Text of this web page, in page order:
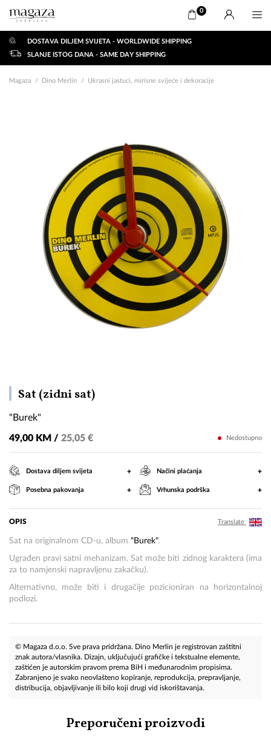
0
DOSTAVA DILJEM SVIJETA - WORLDWIDE SHIPPING
SLANJE ISTOG DANA - SAME DAY SHIPPING
Magaza Dino Merlin Ukrasni jastuci, mirisne svijeće i dekoracije
Sat (zidni sat)"Burek"
"Burek"
49,00 KM / 25,05 € Nedostupno
Dostava diljem svijeta + Načini plaćanja +
Posebna pakovanja + Vrhunska podrška +
OPIS Translate
Sat na originalnom CD-u, album "Burek".
Ugrađen pravi satni mehanizam. Sat može biti zidnog karaktera (ima
za to namjenski napravljenu zakačku).
Alternativno, može biti i drugačije pozicioniran na horizontalnoj
podlozi.
© Magaza d.o.o. Sve prava pridržana. Dino Merlin je registrovan zaštitni
znak autora/vlasnika. Dizajn, uključujući grafičke i tekstualne elemente,
zaštićen je autorskim pravom prema BiH i međunarodnim propisima.
Zabranjeno je svako neovlašteno kopiranje, reprodukcija, prepravljanje,
distribucija, objavljivanje ili bilo koji drugi vid iskorištavanja.
Preporučeni proizvodi